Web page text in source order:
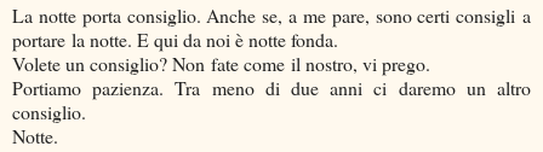
La notte porta consiglio. Anche se, a me pare, sono certi consigli a
portare la notte. E qui da noi è notte fonda.
Volete un consiglio? Non fate come il nostro, vi prego.
Portiamo pazienza. Tra meno di due anni ci daremo un altro
consiglio.
Notte.